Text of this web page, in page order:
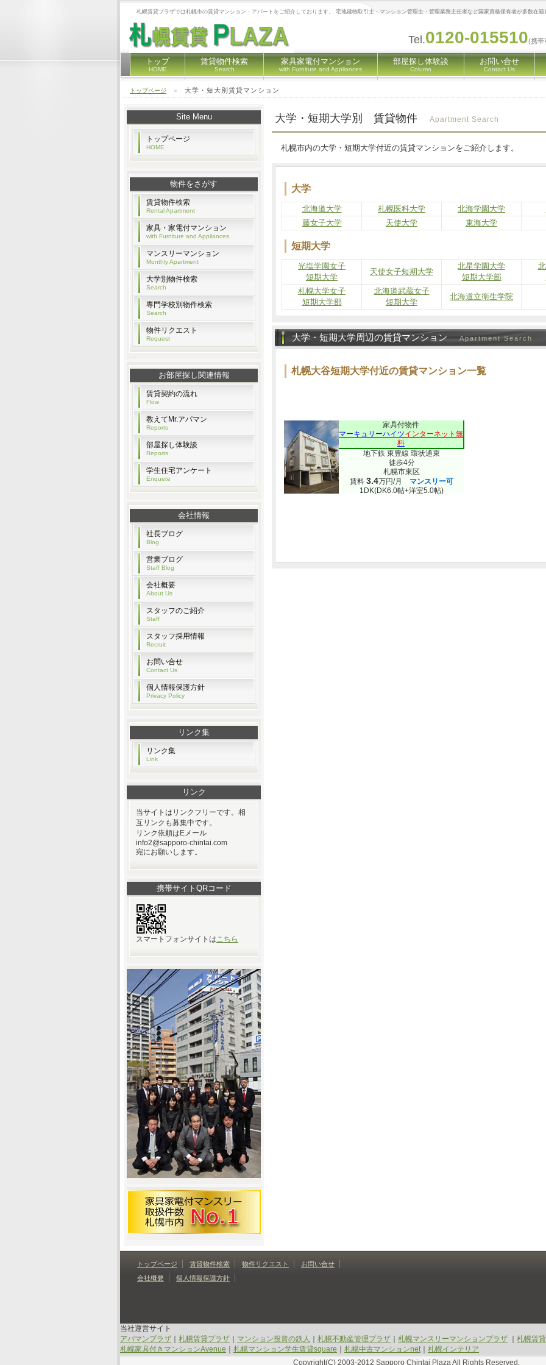
札幌賃貸プラザでは札幌市の賃貸マンション・アパートをご紹介しております。 宅地建物取引士・マンション管理士・管理業務主任者など国家資格保有者が多数在籍
Tel.0120-015510(携
トップ
HOME
賃貸物件検索
Search
家具家電付マンション
with Furniture and Appliances
部屋探し体験談
Column
お問い合せ
Contact Us
トップページ ＞ 大学・短大別賃貸マンション
大学・短期大学別 賃貸物件 Apartment Search
札幌市内の大学・短期大学付近の賃貸マンションをご紹介します。
大学
北海道大学 札幌医科大学 北海学園大学
藤女子大学
天使大学 東海大学
短期大学
光塩学園女子
短期大学
天使女子短期大学
北星学園大学
短期大学部
札幌大学女子
短期大学部
北海道武蔵女子
短期大学
北海道立衛生学院
大学・短期大学周辺の賃貸マンション Apartment Search
札幌大谷短期大学付近の賃貸マンション一覧
家具付物件
マーキュリーハイツインターネット無
料
地下鉄 東豊線 環状通東
徒歩4分
札幌市東区
賃料 3.4万円/月 マンスリー可
1DK(DK6.0帖+洋室5.0帖)
Site Menu
トップページ
HOME
物件をさがす
賃貸物件検索
Rental Apartment
家具・家電付マンション
with Furniture and Appliances
マンスリーマンション
Monthly Apartment
大学別物件検索
Search
専門学校別物件検索
Search
物件リクエスト
Request
お部屋探し関連情報
賃貸契約の流れ
Flow
教えてMr.アパマン
Reports
部屋探し体験談
Reports
学生住宅アンケート
Enquete
会社情報
社長ブログ
Blog
営業ブログ
Staff Blog
会社概要
About Us
スタッフのご紹介
Staff
スタッフ採用情報
Recruit
お問い合せ
Contact Us
個人情報保護方針
Privacy Policy
リンク集
リンク集
Link
リンク
当サイトはリンクフリーです。相
互リンクも募集中です。
リンク依頼はEメール
info2@sapporo-chintai.com
宛にお願いします。
携帯サイトQRコード
スマートフォンサイトはこちら
トップページ 賃貸物件検索 物件リクエスト
お問い合せ
会社概要
個人情報保護方針
当社運営サイト
アパマンプラザ
札幌賃貸プラザ マンション投資の鉄人 札幌不動産管理プラザ 札幌マンスリーマンションプラザ
札幌賃
札幌家具付きマンションAvenue
札幌マンション学生賃貸square 札幌中古マンションnet｜ 札幌インテリア
Copyright(C) 2003-2012 Sapporo Chintai Plaza All Rights Reserved.